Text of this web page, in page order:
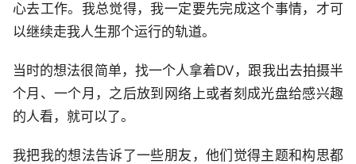
心去工作。我总觉得，我一定要先完成这个事情，才可
以继续走我人生那个运行的轨道。
当时的想法很简单，找一个人拿着DV，跟我出去拍摄半
个月、一个月，之后放到网络上或者刻成光盘给感兴趣
的人看，就可以了。
我把我的想法告诉了一些朋友，他们觉得主题和构思都